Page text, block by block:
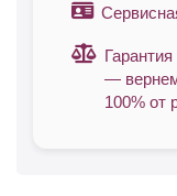
—
100% от